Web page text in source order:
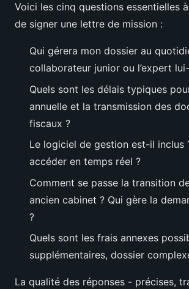
Voici les cinq questions essentielles
de signer une lettre de mission :
Qui gérera mon dossier au
collaborateur junior ou l’expert
Quels sont les délais typiques
annuelle et la transmission des
fiscaux ?
Le logiciel de gestion est-il inclus
accéder en temps réel ?
Comment se passe la transition
ancien cabinet ? Qui gère la
?
Quels sont les frais annexes
supplémentaires, dossier
La qualité des réponses - précises,